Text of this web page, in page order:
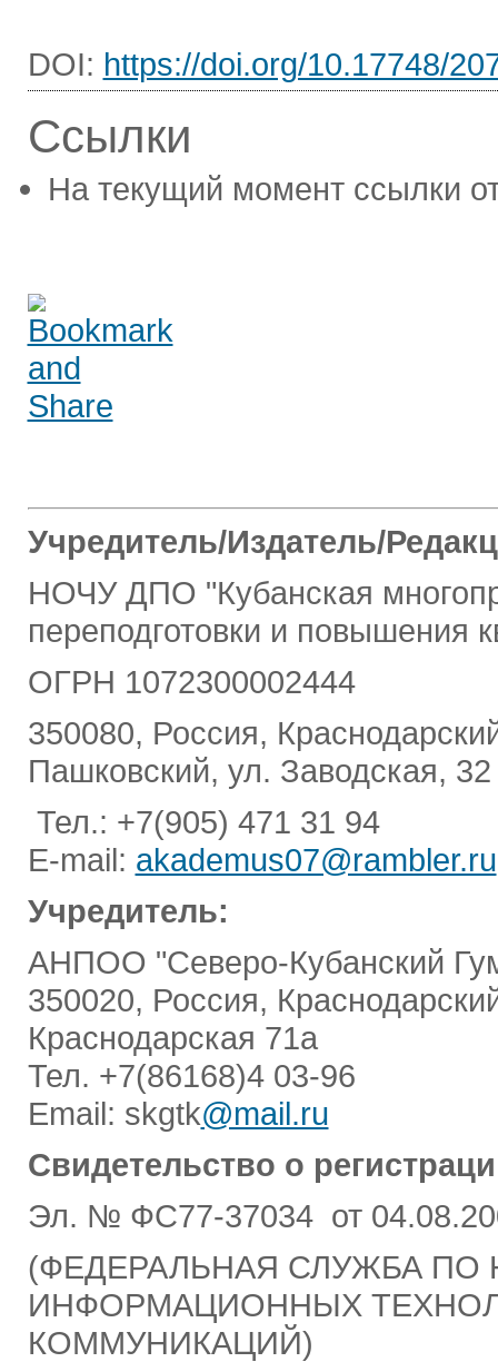
DOI: https://doi.org/10.17748/
Ссылки
На текущий момент ссылки
Учредитель/Издатель/
НОЧУ ДПО "Кубанская
переподготовки и повышения
ОГРН 1072300002444
350080, Россия,
Пашковский, ул. Заводская, 32
Тел.: +7(905) 471 31 94
E-mail: akademus07@rambler.ru
Учредитель:
АНПОО "Северо-Кубанский
350020, Россия,
Краснодарская 71а
Тел. +7(86168)4 03-96
Email: skgtk@mail.ru
Свидетельство о
Эл. № ФС77-37034 от
(ФЕДЕРАЛЬНАЯ СЛУЖБА ПО
ИНФОРМАЦИОННЫХ
КОММУНИКАЦИЙ)